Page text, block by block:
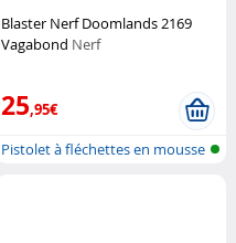
Blaster Nerf Doomlands 2169
Vagabond Nerf
25,95€
Pistolet à fléchettes en mousse